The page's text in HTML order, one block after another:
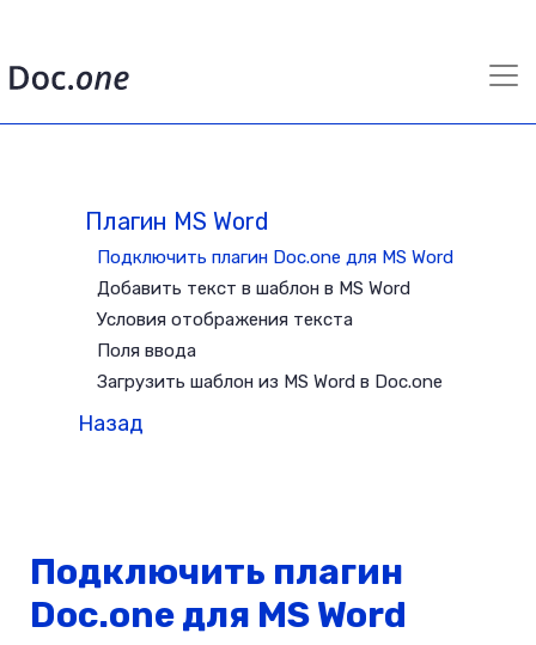
Плагин MS Word
Подключить плагин Doc.one для MS Word
Добавить текст в шаблон в MS Word
Условия отображения текста
Поля ввода
Загрузить шаблон из MS Word в Doc.one
Назад
Подключить плагин
Doc.one для MS Word